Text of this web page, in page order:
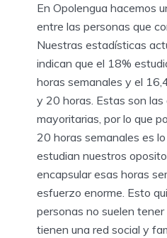
En Opolengua hacemos
entre las personas que
Nuestras estadísticas
indican que el 18%
horas semanales y el
y 20 horas. Estas son las
mayoritarias, por lo que
20 horas semanales es
estudian nuestros
encapsular esas horas
esfuerzo enorme. Esto
personas no suelen
tienen una red social y